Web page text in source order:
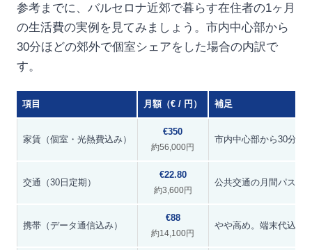
参考までに、バルセロナ近郊で暮らす在住者の1ヶ月
の生活費の実例を見てみましょう。市内中心部から
30分ほどの郊外で個室シェアをした場合の内訳で
す。
項目 月額（€ / 円） 補足
家賃（個室・光熱費込み）
€350
約56,000円
市内中心部から30分ほ
交通（30日定期）
€22.80
約3,600円
公共交通の月間パス
携帯（データ通信込み）
€88
約14,100円
やや高め。端末代込み